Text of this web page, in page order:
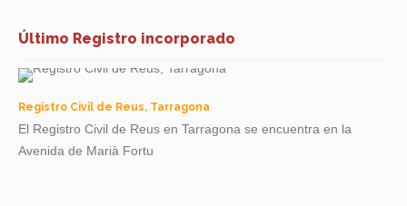
Último Registro incorporado
Registro Civil de Reus, Tarragona
El Registro Civil de Reus en Tarragona se encuentra en la
Avenida de Marià Fortu